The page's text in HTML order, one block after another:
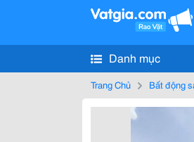
Danh mục
Trang Chủ Bất động